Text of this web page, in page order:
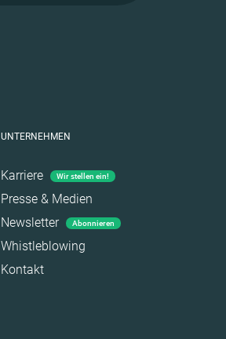
UNTERNEHMEN
Karriere Wir stellen ein!
Presse & Medien
Newsletter
Abonnieren
Whistleblowing
Kontakt